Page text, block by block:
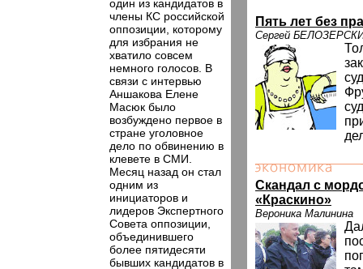
один из кандидатов в
члены КС российской
оппозиции, которому
для избрания не
хватило совсем
немного голосов. В
связи с интервью
Аншакова Елене
Масюк было
возбуждено первое в
стране уголовное
дело по обвинению в
клевете в СМИ.
Месяц назад он стал
одним из
инициаторов и
лидеров Экспертного
Совета оппозиции,
объединившего
более пятидесяти
бывших кандидатов в
Пять лет без
Сергей
Скандал с
«Краскино»
Вероника Малинина